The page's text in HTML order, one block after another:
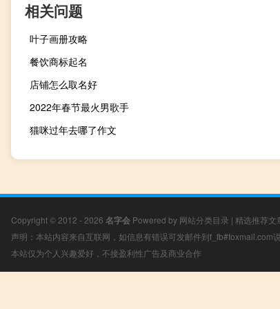
相关问题
叶子画册攻略
餐饮商标起名
店铺怎么取名好
2022年春节最火男歌手
猫咪过年去哪了作文
Copyright © 2012 - 2026 名字会 Powered by 网站分类目录 | 精选推荐文
声明：本站内容来自互联网，如信息有错误可发邮件到f_fb#foxmail.com
本站仅为个人兴趣爱好，不接盈利性广告及商业合作